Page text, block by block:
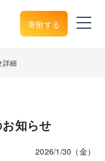
寄附する
詳細
知らせ
2026/1/30（金）